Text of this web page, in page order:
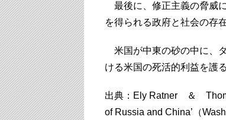
最後に、修正主義の脅威
を得られる政府と社会の存
米国が中東の砂の中に、
ける米国の死活的利益を護
出典：Ely Ratner ＆
of Russia and China’（